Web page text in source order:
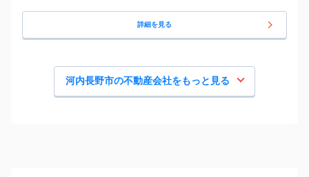
詳細を見る
河内長野市の不動産会社をもっと見る